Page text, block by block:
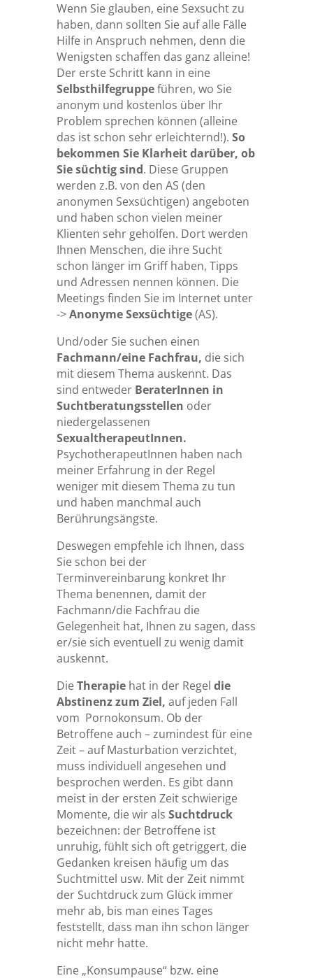
Wenn Sie glauben, eine Sexsucht zu
haben, dann sollten Sie auf alle Fälle
Hilfe in Anspruch nehmen, denn die
Wenigsten schaffen das ganz alleine!
Der erste Schritt kann in eine
Selbsthilfegruppeführen, wo Sie
anonym und kostenlos über Ihr
Problem sprechen können (alleine
das ist schon sehr erleichternd!). So
bekommen Sie Klarheit darüber, ob
Sie süchtig sind. Diese Gruppen
werden z.B. von den AS (den
anonymen Sexsüchtigen) angeboten
und haben schon vielen meiner
Klienten sehr geholfen. Dort werden
Ihnen Menschen, die ihre Sucht
schon länger im Griff haben, Tipps
und Adressen nennen können. Die
Meetings finden Sie im Internet unter
->Anonyme Sexsüchtige(AS).
Und/oder Sie suchen einen
Fachmann/eine Fachfrau, die sich
mit diesem Thema auskennt. Das
sind entweder BeraterInnen in
Suchtberatungsstellen oder
niedergelassenen
SexualtherapeutInnen.
PsychotherapeutInnen haben nach
meiner Erfahrung in der Regel
weniger mit diesem Thema zu tun
und haben manchmal auch
Berührungsängste.
Deswegen empfehle ich Ihnen, dass
Sie schon bei der
Terminvereinbarung konkret Ihr
Thema benennen, damit der
Fachmann/die Fachfrau die
Gelegenheit hat, Ihnen zu sagen, dass
er/sie sich eventuell zu wenig damit
auskennt.
DieTherapie hat in der Regel die
Abstinenz zum Ziel, auf jeden Fall
vom Pornokonsum. Ob der
Betroffene auch – zumindest für eine
Zeit – auf Masturbation verzichtet,
muss individuell angesehen und
besprochen werden. Es gibt dann
meist in der ersten Zeit schwierige
Momente, die wir als Suchtdruck
bezeichnen: der Betroffene ist
unruhig, fühlt sich oft getriggert, die
Gedanken kreisen häufig um das
Suchtmittel usw. Mit der Zeit nimmt
der Suchtdruck zum Glück immer
mehr ab, bis man eines Tages
feststellt, dass man ihn schon länger
nicht mehr hatte.
Eine „Konsumpause“ bzw. eine